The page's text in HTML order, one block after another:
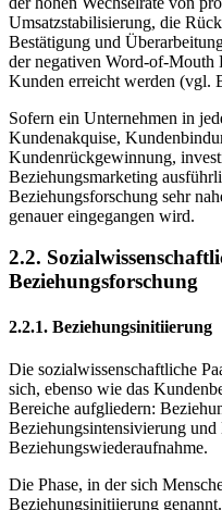
Umsatzstabilisierung, die
Bestätigung und
der negativen Word-of-Mouth
Kunden erreicht werden (vgl.
Sofern ein Unternehmen in
Kundenakquise,
Kundenrückgewinnung,
Beziehungsmarketing
Beziehungsforschung sehr
genauer eingegangen wird.
2.2.
Beziehungsforschung
2.2.1. Beziehungsinitiierung
Die sozialwissenschaftliche
sich, ebenso wie das
Bereiche aufgliedern:
Beziehungsintensivierung
Beziehungswiederaufnahme.
Die Phase, in der sich
Beziehungsinitiierung